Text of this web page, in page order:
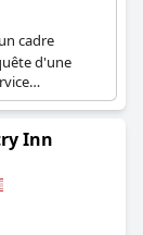
cadre
d'une
Inn